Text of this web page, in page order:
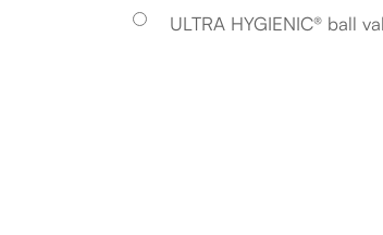
ULTRA HYGIENIC® ball